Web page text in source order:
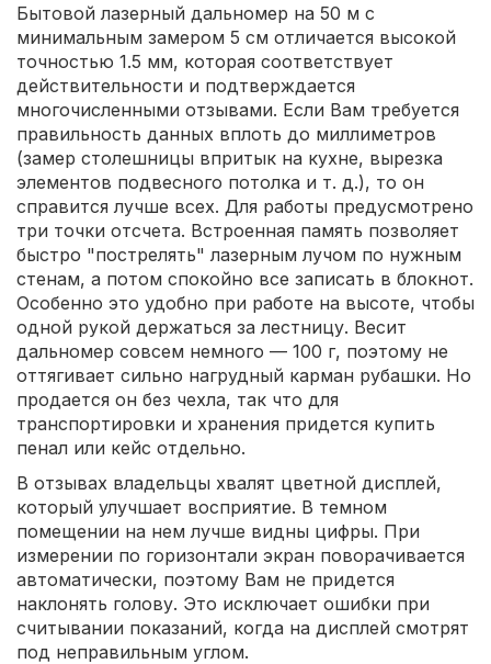
Бытовой лазерный дальномер на 50 м с
минимальным замером 5 см отличается высокой
точностью 1.5 мм, которая соответствует
действительности и подтверждается
многочисленными отзывами. Если Вам требуется
правильность данных вплоть до миллиметров
(замер столешницы впритык на кухне, вырезка
элементов подвесного потолка и т. д.), то он
справится лучше всех. Для работы предусмотрено
три точки отсчета. Встроенная память позволяет
быстро "пострелять" лазерным лучом по нужным
стенам, а потом спокойно все записать в блокнот.
Особенно это удобно при работе на высоте, чтобы
одной рукой держаться за лестницу. Весит
дальномер совсем немного — 100 г, поэтому не
оттягивает сильно нагрудный карман рубашки. Но
продается он без чехла, так что для
транспортировки и хранения придется купить
пенал или кейс отдельно.
В отзывах владельцы хвалят цветной дисплей,
который улучшает восприятие. В темном
помещении на нем лучше видны цифры. При
измерении по горизонтали экран поворачивается
автоматически, поэтому Вам не придется
наклонять голову. Это исключает ошибки при
считывании показаний, когда на дисплей смотрят
под неправильным углом.